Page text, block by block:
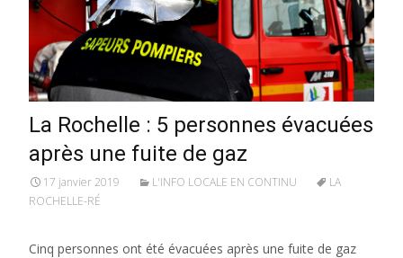
La Rochelle : 5 personnes évacuées
après une fuite de gaz
17 janvier 2019 L'INFO LOCALE EN CONTINU
LA
ROCHELLE-RÉ
Cinq personnes ont été évacuées après une fuite de gaz